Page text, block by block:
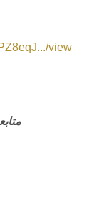
view...